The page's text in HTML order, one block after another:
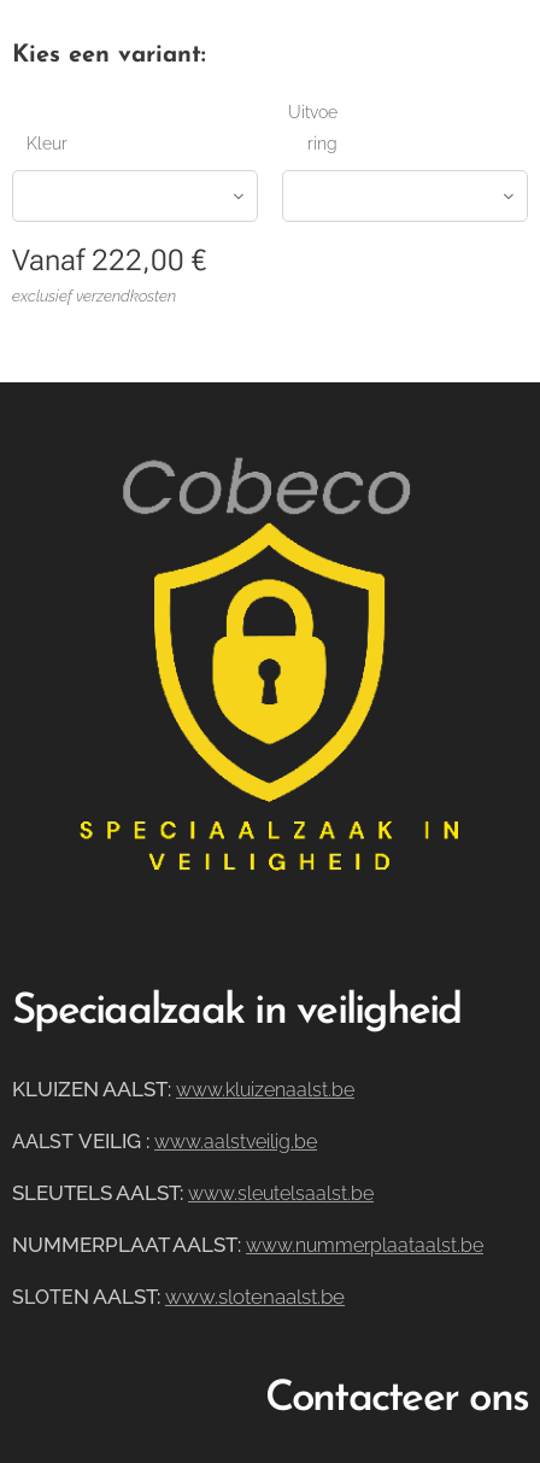
Kies een variant:
Kleur
Uitvoe
ring
Vanaf 222,00 €
exclusief verzendkosten
Speciaalzaak in veiligheid
KLUIZEN AALST: www.kluizenaalst.be
AALST VEILIG : www.aalstveilig.be
SLEUTELS AALST: www.sleutelsaalst.be
NUMMERPLAAT AALST: www.nummerplaataalst.be
SLOTEN AALST: www.slotenaalst.be
Contacteer ons